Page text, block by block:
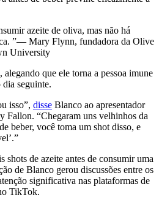
azeite de oliva, mas não há
— Mary Flynn, fundadora da Olive
University
que ele torna a pessoa imune
dia seguinte.
isso”, disse Blanco ao apresentador
Fallon. “Chegaram uns velhinhos da
beber, você toma um shot disso, e
shots de azeite antes de consumir uma
de Blanco gerou discussões entre os
significativa nas plataformas de
TikTok.